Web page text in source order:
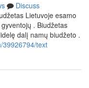
Discuss
Lietuvoje esamo
. Biudžetas
dalį namų biudžeto .
39926794/text